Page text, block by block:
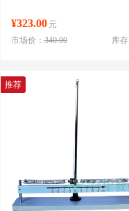
¥323.00 元
库
市场价：340.00
推荐